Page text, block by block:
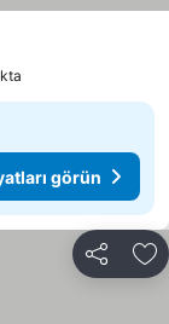
görün
Paylaş